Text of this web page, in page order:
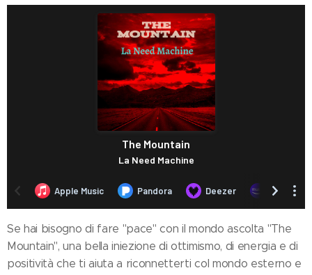
Se hai bisogno di fare "pace" con il mondo ascolta "The
Mountain", una bella iniezione di ottimismo, di energia e di
positività che ti aiuta a riconnetterti col mondo esterno e